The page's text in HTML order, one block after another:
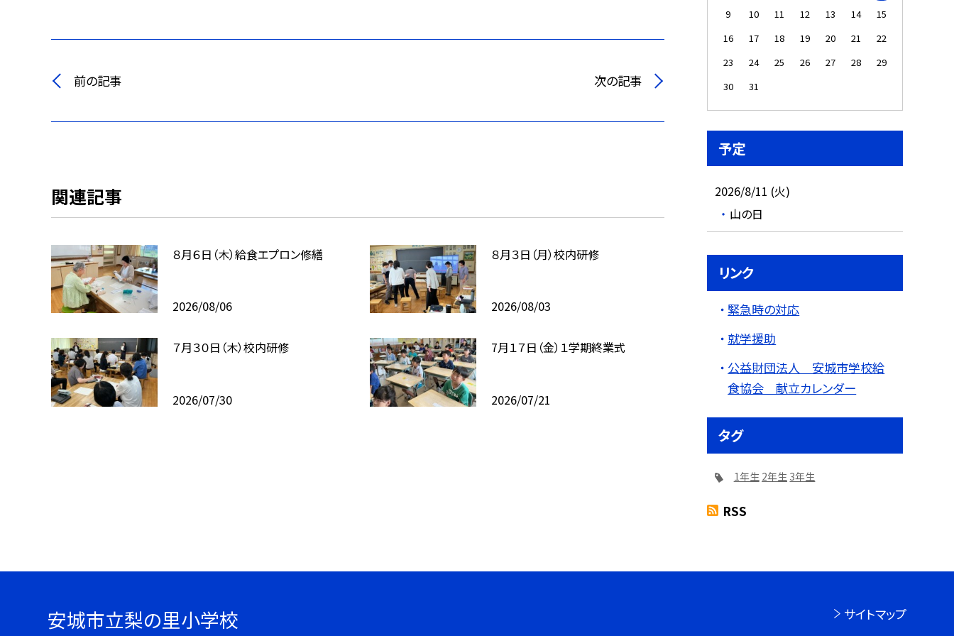
前の記事 次の記事
関連記事
８月６日（木）給食エプロン修繕
2026/08/06
８月３日（月）校内研修
2026/08/03
７月３０日（木）校内研修
2026/07/30
7月１７日（金）１学期終業式
2026/07/21
9 10 11 12 13 14
15
16
17 18 19 20 21
22
23
24 25 26 27 28
29
30
31
予定
2026/8/11 (火)
山の日
リンク
緊急時の対応
就学援助
公益財団法人 安城市学校給
食協会 献立カレンダー
タグ
1年生 2年生 3年生
RSS
安城市立梨の里小学校 サイトマップ